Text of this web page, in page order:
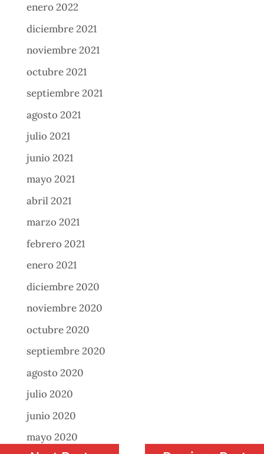
enero 2022
diciembre 2021
noviembre 2021
octubre 2021
septiembre 2021
agosto 2021
julio 2021
junio 2021
mayo 2021
abril 2021
marzo 2021
febrero 2021
enero 2021
diciembre 2020
noviembre 2020
octubre 2020
septiembre 2020
agosto 2020
julio 2020
junio 2020
mayo 2020